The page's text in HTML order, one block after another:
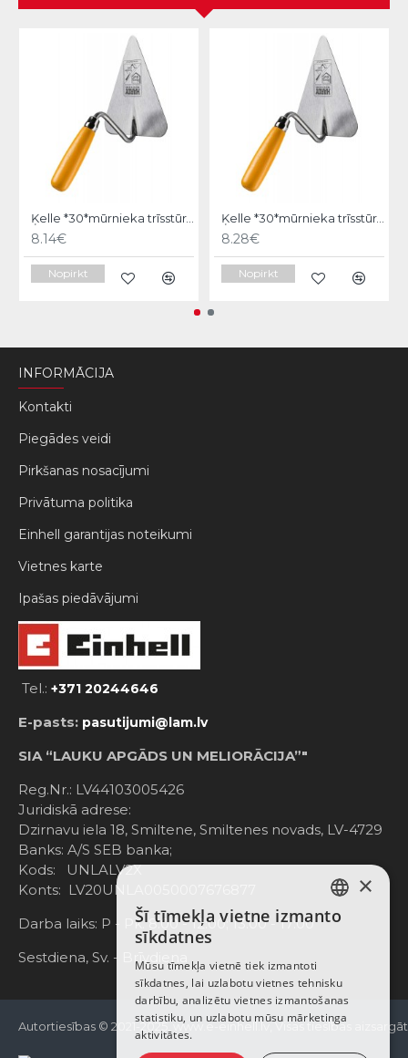
Ķelle *30*mūrnieka trīsstūra 18cm, Hardy
8.14€
Nopirkt
Ķelle *30*mūrnieka trīsstūra 20cm, Hardy
8.28€
Nopirkt
INFORMĀCIJA
Kontakti
Piegādes veidi
Pirkšanas nosacījumi
Privātuma politika
Einhell garantijas noteikumi
Vietnes karte
Ipašas piedāvājumi
Tel.: +371 20244646
E-pasts: pasutijumi@lam.lv
SIA “LAUKU APGĀDS UN MELIORĀCIJA”"
Reg.Nr.: LV44103005426
Juridiskā adrese:
Dzirnavu iela 18, Smiltene, Smiltenes novads, LV-4729
Banks: A/S SEB banka;
Kods: UNLALV2X
Konts: LV20UNLA0050007676877
Darba laiks: P - Pk. 8:00 - 12:00; 13:00 - 17:00
Sestdiena, Sv. - Brīvdiena
Autortiesības © 2021-2025, www.e-einhell.lv, Visas tiesības
LATVIAN
ENGLISH
×
Šī tīmekļa vietne izmanto
sīkdatnes
Mūsu tīmekļa vietnē tiek izmantoti
sīkdatnes, lai uzlabotu vietnes tehnisku
darbību, analizētu vietnes izmantošanas
statistiku, un uzlabotu mūsu mārketinga
aktivitātes.